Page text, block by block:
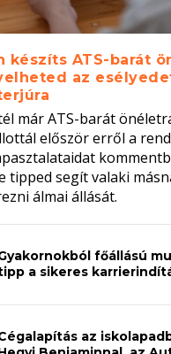
készíts ATS-barát
az
már ATS-barát
először erről a
tipped segít valaki
álmai állását.
főállású
a sikeres
az